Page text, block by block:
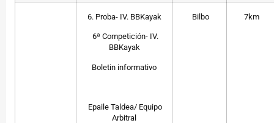
6. Proba- IV. BBKayak
6ª Competición- IV.
BBKayak
Boletin informativo
Epaile Taldea/ Equipo
Arbitral
Bilbo 7km